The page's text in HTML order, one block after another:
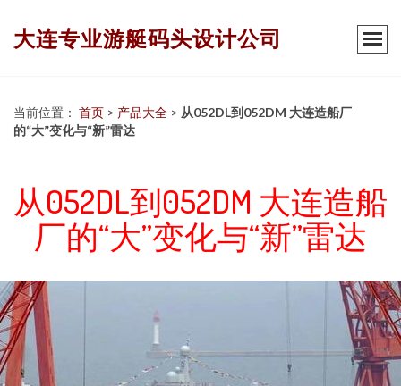
大连专业游艇码头设计公司
当前位置： 首页 > 产品大全 > 从052DL到052DM 大连造船厂
的“大”变化与“新”雷达
从052DL到052DM 大连造船
厂的“大”变化与“新”雷达